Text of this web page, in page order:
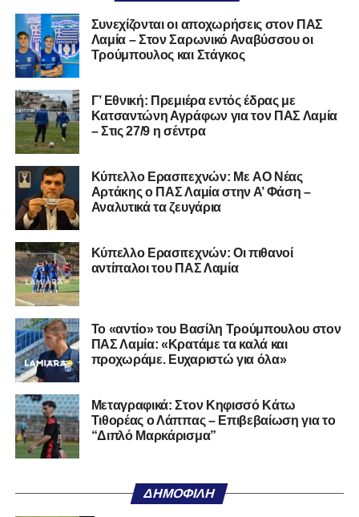
00:00
Πρόγραμμα
Αναπαραγωγής
Βίντεο
Συνεχίζονται οι αποχωρήσεις στον ΠΑΣ
Λαμία – Στον Σαρωνικό Αναβύσσου οι
Τρούμπουλος και Στάγκος
Γ’ Εθνική: Πρεμιέρα εντός έδρας με
Κατσαντώνη Αγράφων για τον ΠΑΣ Λαμία
– Στις 27/9 η σέντρα
Kύπελλο Ερασιτεχνών: Με AO Nέας
Αρτάκης ο ΠΑΣ Λαμία στην Α’ Φάση –
Αναλυτικά τα ζευγάρια
Κύπελλο Ερασιτεχνών: Οι πιθανοί
αντίπαλοι του ΠΑΣ Λαμία
Το «αντίο» του Βασίλη Τρούμπουλου στον
ΠΑΣ Λαμία: «Κρατάμε τα καλά και
προχωράμε. Ευχαριστώ για όλα»
Μεταγραφικά: Στον Κηφισσό Κάτω
Τιθορέας ο Λάππας – Επιβεβαίωση για το
“Διπλό Μαρκάρισμα”
ΔΗΜΟΦΙΛΉ